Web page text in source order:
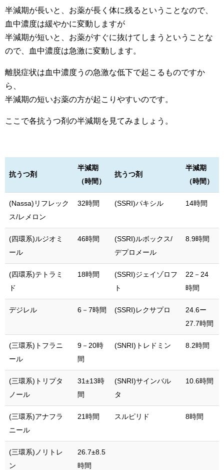
半減期が長いと、お薬が長く体に残るということなので、
血中濃度は緩やかに変動しますが
半減期が短いと、お薬がすぐに抜けてしまうということな
ので、血中濃度は急激に変動します。
離脱症状は血中濃度うの急激な低下で起こるものですか
ら、
半減期の短いお薬の方が起こりやすいのです。
ここで各抗うつ剤の半減期を見てみましょう。
抗うつ剤
半減期
（時間）
抗うつ剤
半減期
（時間）
(Nassa)リフレック
ス/レメロン
32時間 (SSRI)パキシル 14時間
(四環系)ルジオミ
ール
46時間
(SSRI)ルボックス/
デプロメール
8.9時間
(四環系)テトラミ
ド
18時間
(SSRI)ジェイゾロフ
ト
22－24
時間
デジレル 6－7時間 (SSRI)レクサプロ
24.6ー
27.7時間
(三環系)トフラニ
ール
9－20時
間
(SNRI)トレドミン 8.2時間
(三環系)トリプタ
ノール
31±13時
間
(SNRI)サインバル
タ
10.6時間
(三環系)アナフラ
ニール
21時間 スルピリド 8時間
(三環系)ノリトレ
ン
26.7±8.5
時間